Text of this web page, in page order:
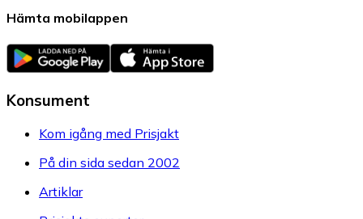
Hämta mobilappen
Konsument
Kom igång med Prisjakt
På din sida sedan 2002
Artiklar